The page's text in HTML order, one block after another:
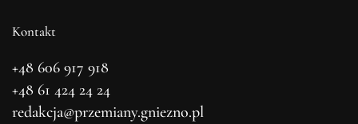
Kontakt
+48 606 917 918
+48 61 424 24 24
redakcja@przemiany.gniezno.pl